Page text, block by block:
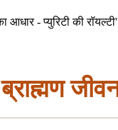
आधार - प्युरिटी की